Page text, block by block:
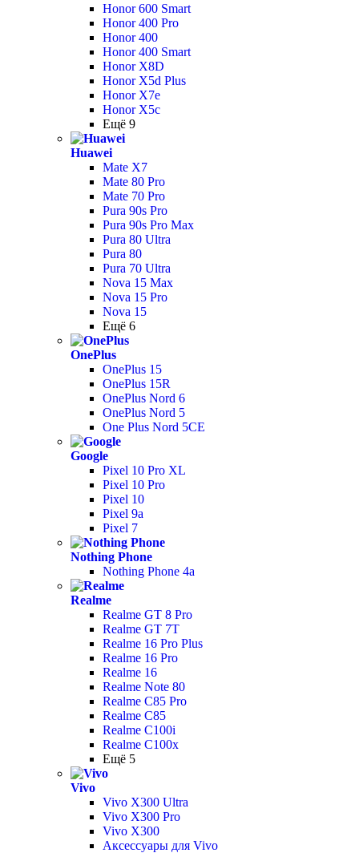
Honor 600 Smart
Honor 400 Pro
Honor 400
Honor 400 Smart
Honor X8D
Honor X5d Plus
Honor X7e
Honor X5c
Ещё 9
Huawei
Mate X7
Mate 80 Pro
Mate 70 Pro
Pura 90s Pro
Pura 90s Pro Max
Pura 80 Ultra
Pura 80
Pura 70 Ultra
Nova 15 Max
Nova 15 Pro
Nova 15
Ещё 6
OnePlus
OnePlus 15
OnePlus 15R
OnePlus Nord 6
OnePlus Nord 5
One Plus Nord 5CE
Google
Pixel 10 Pro XL
Pixel 10 Pro
Pixel 10
Pixel 9a
Pixel 7
Nothing Phone
Nothing Phone 4a
Realme
Realme GT 8 Pro
Realme GT 7T
Realme 16 Pro Plus
Realme 16 Pro
Realme 16
Realme Note 80
Realme C85 Pro
Realme C85
Realme C100i
Realme C100x
Ещё 5
Vivo
Vivo X300 Ultra
Vivo X300 Pro
Vivo X300
Аксессуары для Vivo